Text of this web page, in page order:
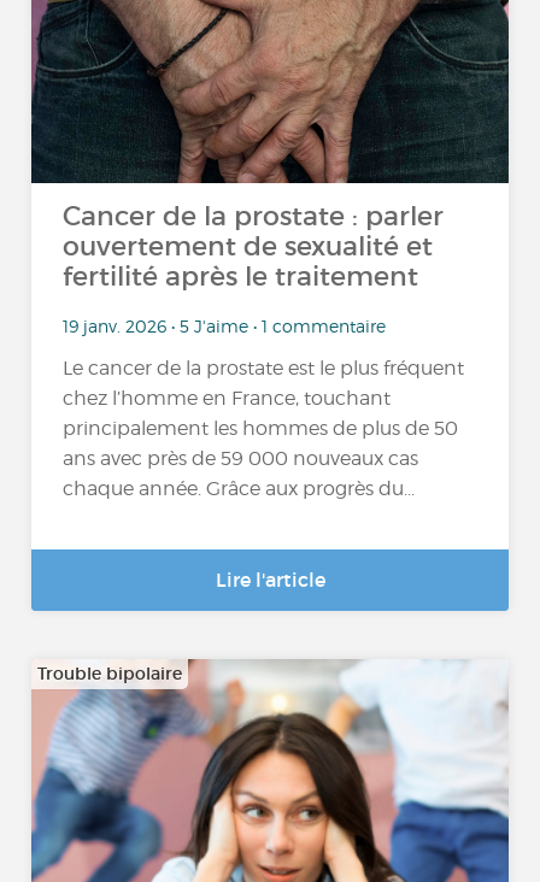
Cancer de la prostate : parler
ouvertement de sexualité et
fertilité après le traitement
19 janv. 2026 • 5 J'aime • 1 commentaire
Le cancer de la prostate est le plus fréquent
chez l’homme en France, touchant
principalement les hommes de plus de 50
ans avec près de 59 000 nouveaux cas
chaque année. Grâce aux progrès du...
Lire l'article
Trouble bipolaire